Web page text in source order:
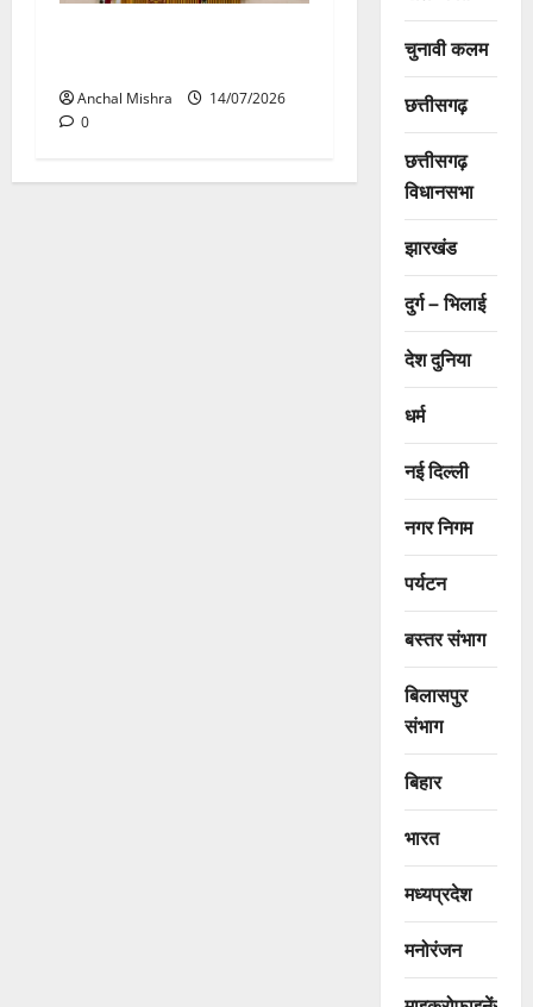
Anchal Mishra
14/07/2026
0
चुनावी कलम
छत्तीसगढ़
छत्तीसगढ़
विधानसभा
झारखंड
दुर्ग – भिलाई
देश दुनिया
धर्म
नई दिल्ली
नगर निगम
पर्यटन
बस्तर संभाग
बिलासपुर
संभाग
बिहार
भारत
मध्यप्रदेश
मनोरंजन